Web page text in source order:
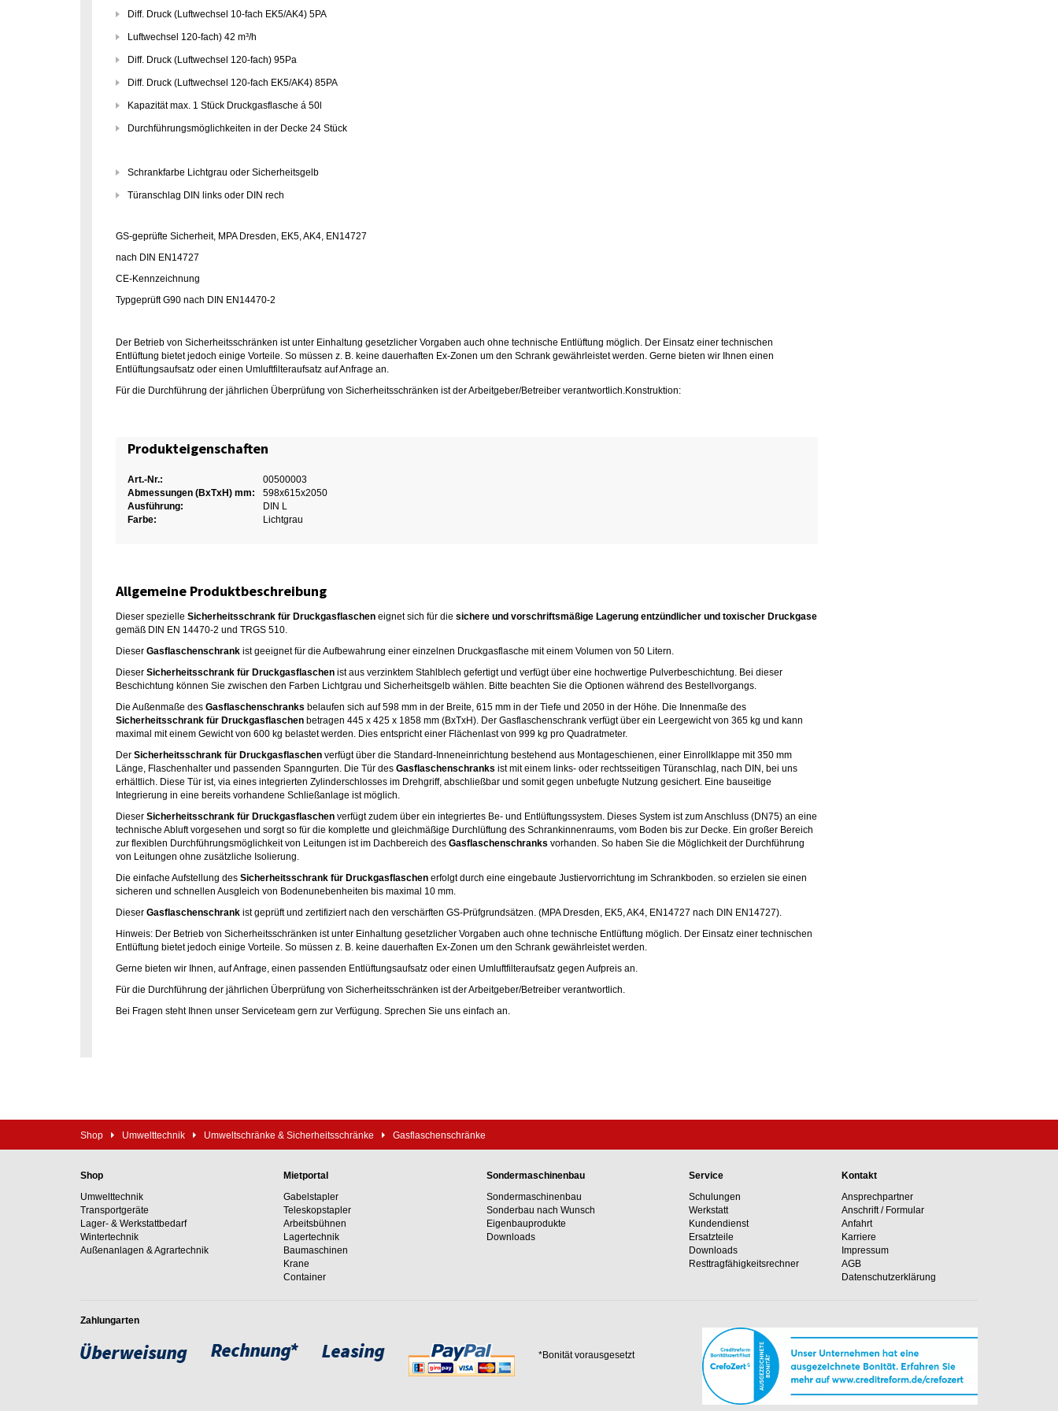
Diff. Druck (Luftwechsel 10-fach EK5/AK4) 5PA
Luftwechsel 120-fach) 42 m³/h
Diff. Druck (Luftwechsel 120-fach) 95Pa
Diff. Druck (Luftwechsel 120-fach EK5/AK4) 85PA
Kapazität max. 1 Stück Druckgasflasche á 50l
Durchführungsmöglichkeiten in der Decke 24 Stück
Schrankfarbe Lichtgrau oder Sicherheitsgelb
Türanschlag DIN links oder DIN rech
GS-geprüfte Sicherheit, MPA Dresden, EK5, AK4, EN14727
nach DIN EN14727
CE-Kennzeichnung
Typgeprüft G90 nach DIN EN14470-2
Der Betrieb von Sicherheitsschränken ist unter Einhaltung gesetzlicher Vorgaben auch ohne technische Entlüftung möglich. Der Einsatz einer technischen
Entlüftung bietet jedoch einige Vorteile. So müssen z. B. keine dauerhaften Ex-Zonen um den Schrank gewährleistet werden. Gerne bieten wir Ihnen einen
Entlüftungsaufsatz oder einen Umluftfilteraufsatz auf Anfrage an.
Für die Durchführung der jährlichen Überprüfung von Sicherheitsschränken ist der Arbeitgeber/Betreiber verantwortlich.Konstruktion:
Produkteigenschaften
Art.-Nr.:
00500003
Abmessungen (BxTxH) mm:
598x615x2050
Ausführung:
DIN L
Farbe:
Lichtgrau
Allgemeine Produktbeschreibung
Dieser spezielle Sicherheitsschrank für Druckgasflaschen eignet sich für die sichere und vorschriftsmäßige Lagerung entzündlicher und toxischer Druckgase
gemäß DIN EN 14470-2 und TRGS 510.
Dieser Gasflaschenschrank ist geeignet für die Aufbewahrung einer einzelnen Druckgasflasche mit einem Volumen von 50 Litern.
Dieser Sicherheitsschrank für Druckgasflaschen ist aus verzinktem Stahlblech gefertigt und verfügt über eine hochwertige Pulverbeschichtung. Bei dieser
Beschichtung können Sie zwischen den Farben Lichtgrau und Sicherheitsgelb wählen. Bitte beachten Sie die Optionen während des Bestellvorgangs.
Die Außenmaße des Gasflaschenschranks belaufen sich auf 598 mm in der Breite, 615 mm in der Tiefe und 2050 in der Höhe. Die Innenmaße des
Sicherheitsschrank für Druckgasflaschen betragen 445 x 425 x 1858 mm (BxTxH). Der Gasflaschenschrank verfügt über ein Leergewicht von 365 kg und kann
maximal mit einem Gewicht von 600 kg belastet werden. Dies entspricht einer Flächenlast von 999 kg pro Quadratmeter.
Der Sicherheitsschrank für Druckgasflaschen verfügt über die Standard-Inneneinrichtung bestehend aus Montageschienen, einer Einrollklappe mit 350 mm
Länge, Flaschenhalter und passenden Spanngurten. Die Tür des Gasflaschenschranks ist mit einem links- oder rechtsseitigen Türanschlag, nach DIN, bei uns
erhältlich. Diese Tür ist, via eines integrierten Zylinderschlosses im Drehgriff, abschließbar und somit gegen unbefugte Nutzung gesichert. Eine bauseitige
Integrierung in eine bereits vorhandene Schließanlage ist möglich.
Dieser Sicherheitsschrank für Druckgasflaschen verfügt zudem über ein integriertes Be- und Entlüftungssystem. Dieses System ist zum Anschluss (DN75) an eine
technische Abluft vorgesehen und sorgt so für die komplette und gleichmäßige Durchlüftung des Schrankinnenraums, vom Boden bis zur Decke. Ein großer Bereich
zur flexiblen Durchführungsmöglichkeit von Leitungen ist im Dachbereich des Gasflaschenschranks vorhanden. So haben Sie die Möglichkeit der Durchführung
von Leitungen ohne zusätzliche Isolierung.
Die einfache Aufstellung des Sicherheitsschrank für Druckgasflaschen erfolgt durch eine eingebaute Justiervorrichtung im Schrankboden. so erzielen sie einen
sicheren und schnellen Ausgleich von Bodenunebenheiten bis maximal 10 mm.
Dieser Gasflaschenschrank ist geprüft und zertifiziert nach den verschärften GS-Prüfgrundsätzen. (MPA Dresden, EK5, AK4, EN14727 nach DIN EN14727).
Hinweis: Der Betrieb von Sicherheitsschränken ist unter Einhaltung gesetzlicher Vorgaben auch ohne technische Entlüftung möglich. Der Einsatz einer technischen
Entlüftung bietet jedoch einige Vorteile. So müssen z. B. keine dauerhaften Ex-Zonen um den Schrank gewährleistet werden.
Gerne bieten wir Ihnen, auf Anfrage, einen passenden Entlüftungsaufsatz oder einen Umluftfilteraufsatz gegen Aufpreis an.
Für die Durchführung der jährlichen Überprüfung von Sicherheitsschränken ist der Arbeitgeber/Betreiber verantwortlich.
Bei Fragen steht Ihnen unser Serviceteam gern zur Verfügung. Sprechen Sie uns einfach an.
Shop Umwelttechnik Umweltschränke & Sicherheitsschränke Gasflaschenschränke
Shop
Umwelttechnik
Transportgeräte
Lager- & Werkstattbedarf
Wintertechnik
Außenanlagen & Agrartechnik
Mietportal
Gabelstapler
Teleskopstapler
Arbeitsbühnen
Lagertechnik
Baumaschinen
Krane
Container
Sondermaschinenbau
Sondermaschinenbau
Sonderbau nach Wunsch
Eigenbauprodukte
Downloads
Service
Schulungen
Werkstatt
Kundendienst
Ersatzteile
Downloads
Resttragfähig­keits­rechner
Kontakt
Ansprechpartner
Anschrift / Formular
Anfahrt
Karriere
Impressum
AGB
Datenschutzerklärung
Zahlungarten
*Bonität vorausgesetzt